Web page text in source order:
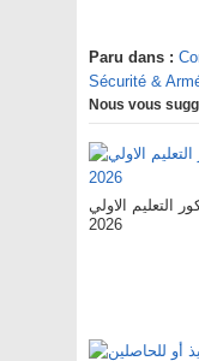
Paru dans :
Sécurité &
Nous vous
التعليم الاولي
2026